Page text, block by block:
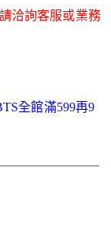
洽詢客服或業務
全館滿599再9